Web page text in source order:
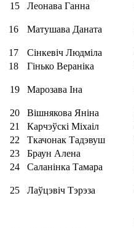
15
Леонава Ганна
16 Матушава Даната
17 Сінкевіч Людміла
18
Гінько Вераніка
19 Марозава Іна
20 Вішнякова Яніна
21
Карчэўскі Міхаіл
22
Ткачонак Тадэвуш
23
Браун Алена
24
Саланінка Тамара
25 Лаўцэвіч Тэрэза